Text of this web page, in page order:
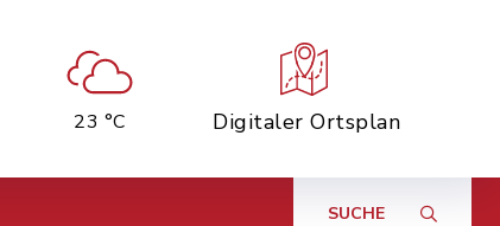
23 °C Digitaler Ortsplan
SUCHE